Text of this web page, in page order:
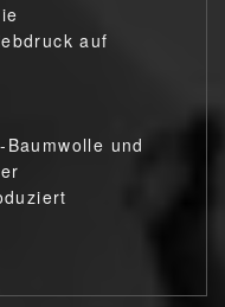
auf
und